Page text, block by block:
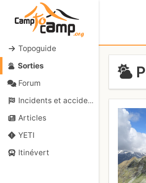
Topoguide
Sorties
Forum
Incidents et accidents
Articles
YETI
Itinévert